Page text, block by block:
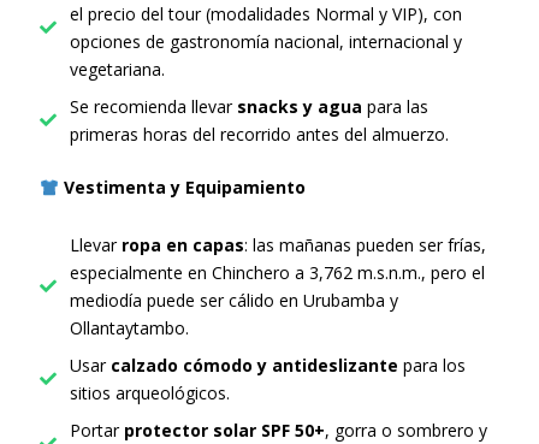
el precio del tour (modalidades Normal y VIP), con
opciones de gastronomía nacional, internacional y
vegetariana.
Se recomienda llevar snacks y agua para las
primeras horas del recorrido antes del almuerzo.
Vestimenta y Equipamiento
Llevar ropa en capas: las mañanas pueden ser frías,
especialmente en Chinchero a 3,762 m.s.n.m., pero el
mediodía puede ser cálido en Urubamba y
Ollantaytambo.
Usar calzado cómodo y antideslizante para los
sitios arqueológicos.
Portar protector solar SPF 50+, gorra o sombrero y